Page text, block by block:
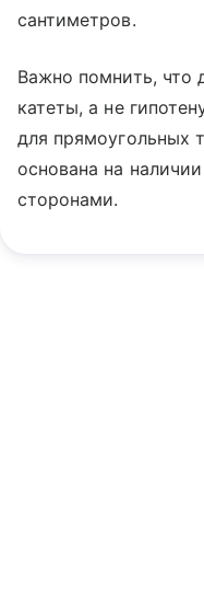
сантиметров.
Важно помнить, что
катеты, а не
для прямоугольных
основана на
сторонами.